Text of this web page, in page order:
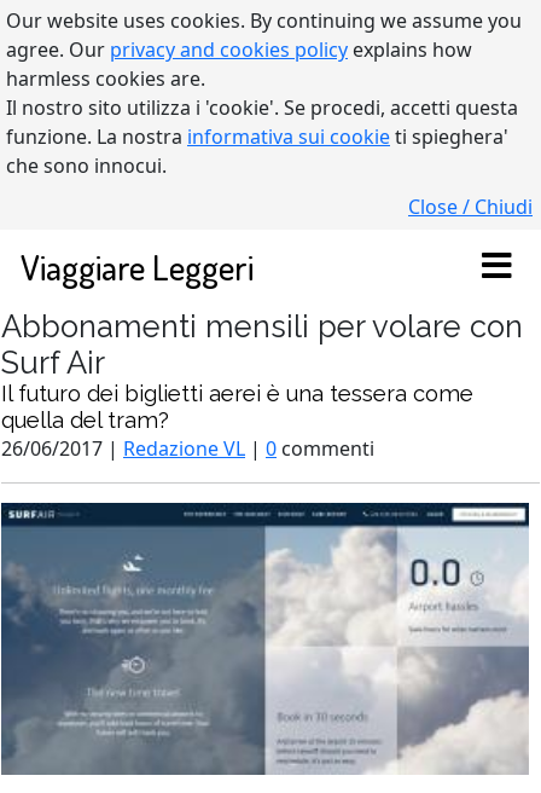
Our website uses cookies. By continuing we assume you
agree. Our privacy and cookies policy explains how
harmless cookies are.
Il nostro sito utilizza i 'cookie'. Se procedi, accetti questa
funzione. La nostra informativa sui cookieti spieghera'
che sono innocui.
Close / Chiudi
Viaggiare Leggeri
Abbonamenti mensili per volare con
Surf Air
Il futuro dei biglietti aerei è una tessera come
quella del tram?
26/06/2017 | Redazione VL | 0 commenti